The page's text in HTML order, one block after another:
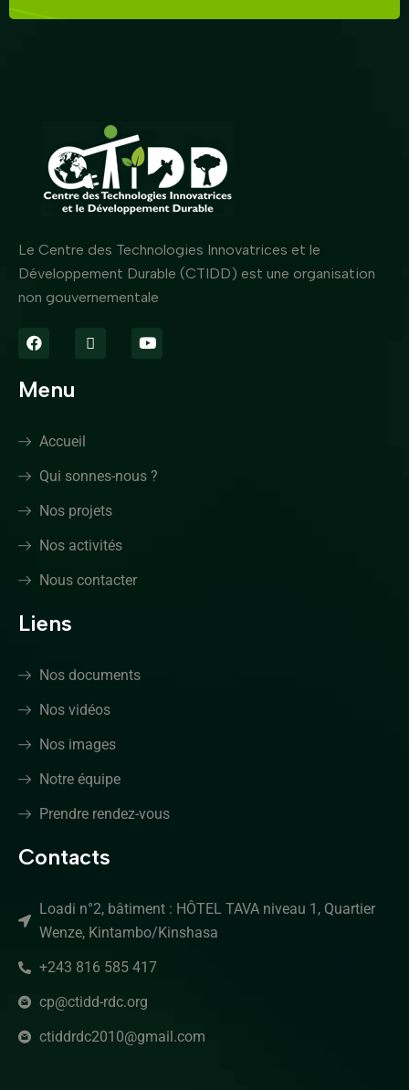
Le Centre des Technologies Innovatrices et le
Développement Durable (CTIDD) est une organisation
non gouvernementale
Menu
Accueil
Qui sonnes-nous ?
Nos projets
Nos activités
Nous contacter
Liens
Nos documents
Nos vidéos
Nos images
Notre équipe
Prendre rendez-vous
Contacts
Loadi n°2, bâtiment : HÔTEL TAVA niveau 1, Quartier
Wenze, Kintambo/Kinshasa
+243 816 585 417
cp@ctidd-rdc.org
ctiddrdc2010@gmail.com